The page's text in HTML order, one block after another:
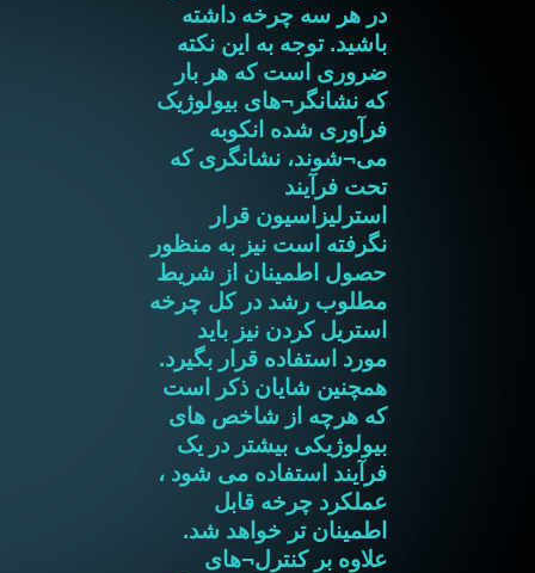
در هر سه چرخه داشته
باشید. توجه به این نکته
ضروری است که هر بار
که نشانگر¬های بیولوژیک
فرآوری شده انکوبه
می¬شوند، نشانگری که
تحت فرآیند
استرلیزاسیون قرار
نگرفته است نیز به منظور
حصول اطمینان از شریط
مطلوب رشد در کل چرخه
استریل کردن نیز باید
مورد استفاده قرار بگیرد.
همچنین شایان ذکر است
که هرچه از شاخص های
بیولوژیکی بیشتر در یک
فرآیند استفاده می شود ،
عملکرد چرخه قابل
اطمینان تر خواهد شد.
علاوه بر کنترل¬های